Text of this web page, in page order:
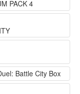
PACK 4
Battle City Box